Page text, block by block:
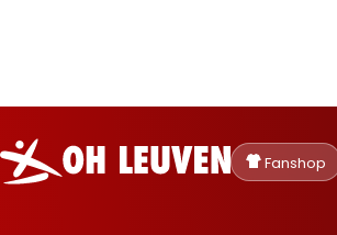
Oud-
Heverlee
Leuven
Fanshop